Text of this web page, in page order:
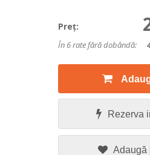
Preţ:
În 6 rate fără dobândă:
Rezerva
Adaugă